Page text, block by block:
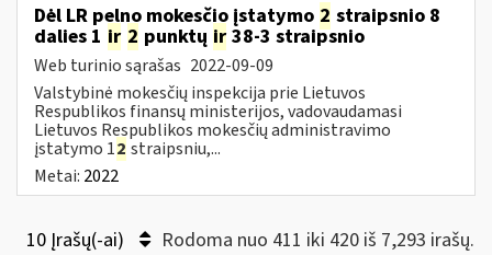
Dėl LR pelno mokesčio įstatymo 2 straipsnio 8
dalies 1 ir 2 punktų ir 38-3 straipsnio
Web turinio sąrašas 2022-09-09
Valstybinė mokesčių inspekcija prie Lietuvos
Respublikos finansų ministerijos, vadovaudamasi
Lietuvos Respublikos mokesčių administravimo
įstatymo 12 straipsniu,...
Metai: 2022
10 Įrašų(-ai) Rodoma nuo 411 iki 420 iš 7,293 irašų.